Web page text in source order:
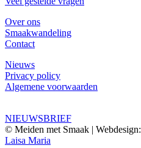
Over ons
Smaakwandeling
Contact
Nieuws
Privacy policy
Algemene voorwaarden
NIEUWSBRIEF
© Meiden met Smaak | Webdesign:
Laisa Maria